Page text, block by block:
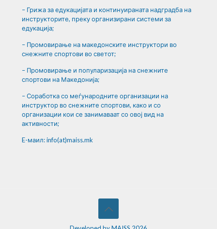
– Грижа за едукацијата и континуираната надградба на
инструкторите, преку организирани системи за
едукација;
– Промовирање на македонските инструктори во
снежните спортови во светот;
– Промовирање и популаризација на снежните
спортови на Македонија;
– Соработка со меѓународните организации на
инструктор во снежните спортови, како и со
организации кои се занимаваат со овој вид на
активности;
E-маил: info(at)maiss.mk